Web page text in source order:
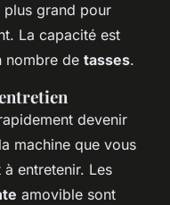
plus grand pour
La capacité est
nombre de tasses.
devenir
machine que vous
entretenir. Les
amovible sont